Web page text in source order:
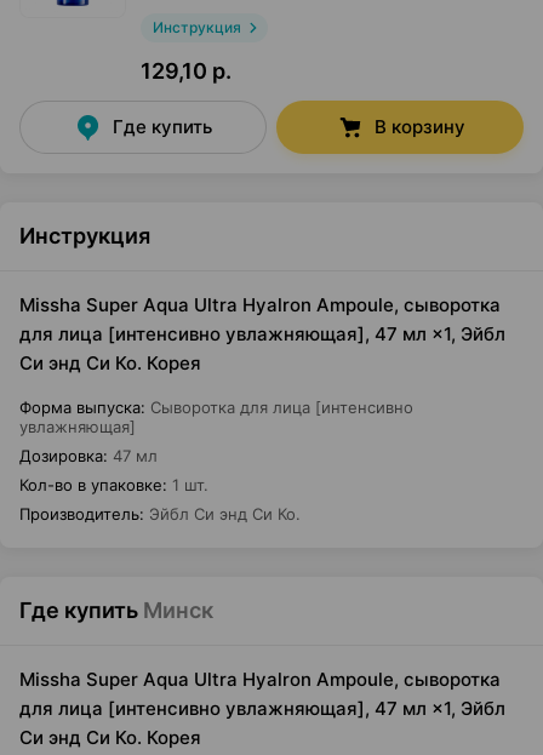
Инструкция
129,10 р.
Где купить В корзину
Инструкция
Missha Super Aqua Ultra Hyalron Ampoule, сыворотка
для лица [интенсивно увлажняющая], 47 мл ×1, Эйбл
Си энд Си Ко. Корея
Форма выпуска: Сыворотка для лица [интенсивно
увлажняющая]
Дозировка: 47 мл
Кол-во в упаковке: 1 шт.
Производитель: Эйбл Си энд Си Ко.
Где купить Минск
Missha Super Aqua Ultra Hyalron Ampoule, сыворотка
для лица [интенсивно увлажняющая], 47 мл ×1, Эйбл
Си энд Си Ко. Корея